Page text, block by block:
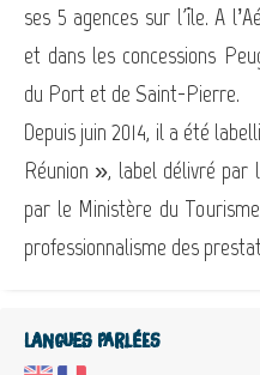
ses 5 agences sur l'île. A
et dans les concessions
du Port et de Saint-Pierre.
Depuis juin 2014, il a été
Réunion », label délivré par
par le Ministère du
professionnalisme des
Langues parlées